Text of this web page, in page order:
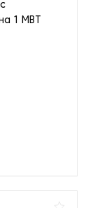
1 МВТ